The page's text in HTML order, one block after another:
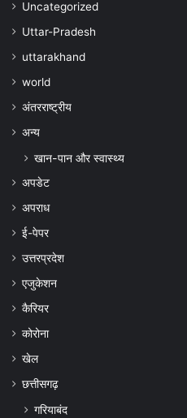
Uncategorized
Uttar-Pradesh
uttarakhand
world
अंतरराष्ट्रीय
अन्‍य
खान-पान और स्वास्थ्य
अपडेट
अपराध
ई-पेपर
उत्तरप्रदेश
एजुकेशन
कैरियर
कोरोना
खेल
छत्तीसगढ़
गरियाबंद